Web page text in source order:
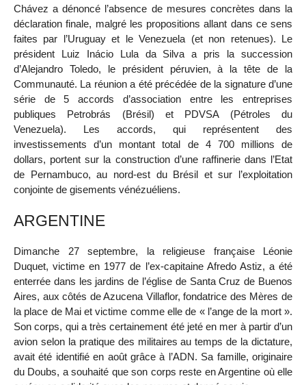
Chávez a dénoncé l’absence de mesures concrètes dans la
déclaration finale, malgré les propositions allant dans ce sens
faites par l’Uruguay et le Venezuela (et non retenues). Le
président Luiz Inácio Lula da Silva a pris la succession
d’Alejandro Toledo, le président péruvien, à la tête de la
Communauté. La réunion a été précédée de la signature d’une
série de 5 accords d’association entre les entreprises
publiques Petrobrás (Brésil) et PDVSA (Pétroles du
Venezuela). Les accords, qui représentent des
investissements d’un montant total de 4 700 millions de
dollars, portent sur la construction d’une raffinerie dans l’Etat
de Pernambuco, au nord-est du Brésil et sur l’exploitation
conjointe de gisements vénézuéliens.
ARGENTINE
Dimanche 27 septembre, la religieuse française Léonie
Duquet, victime en 1977 de l’ex-capitaine Afredo Astiz, a été
enterrée dans les jardins de l’église de Santa Cruz de Buenos
Aires, aux côtés de Azucena Villaflor, fondatrice des Mères de
la place de Mai et victime comme elle de « l’ange de la mort ».
Son corps, qui a très certainement été jeté en mer à partir d’un
avion selon la pratique des militaires au temps de la dictature,
avait été identifié en août grâce à l’ADN. Sa famille, originaire
du Doubs, a souhaité que son corps reste en Argentine où elle